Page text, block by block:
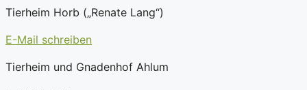
Tierheim Horb („Renate Lang“)
E-Mail schreiben
Tierheim und Gnadenhof Ahlum